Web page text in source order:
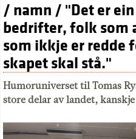
/ namn / "Det er
bedrifter, folk som
som ikkje er redde
skapet skal stå."
Humoruniverset til Tomas
store delar av landet,